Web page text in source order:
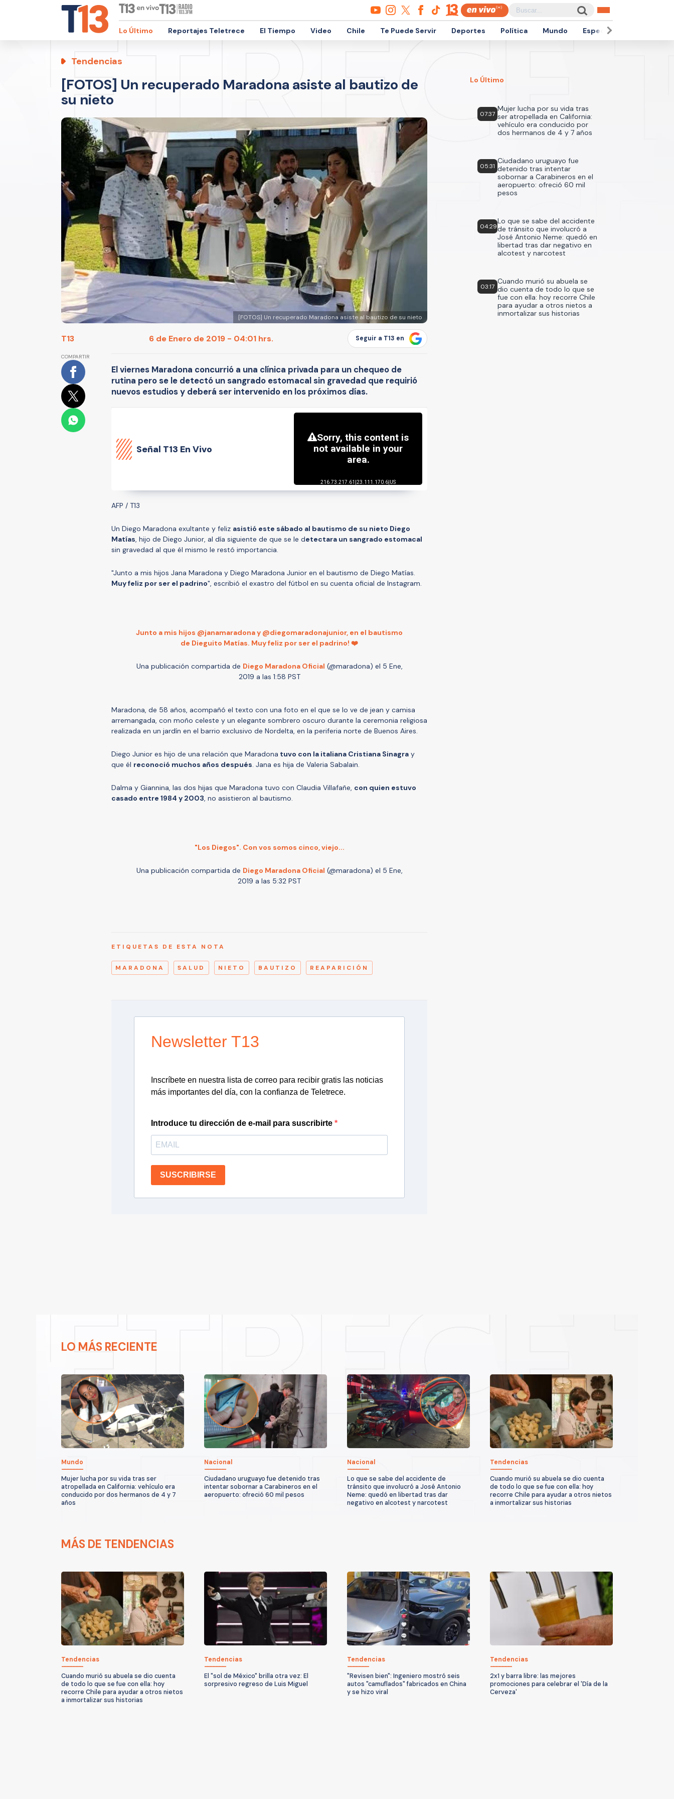
Lo Último Reportajes Teletrece El Tiempo Video Chile Te Puede Servir Deportes Política Mundo Espectáculos
Tendencias
[FOTOS] Un recuperado Maradona asiste al bautizo de
su nieto
[FOTOS] Un recuperado Maradona asiste al bautizo de su nieto
T13 6 de Enero de 2019 - 04:01 hrs. Seguir a T13 en
COMPARTIR
El viernes Maradona concurrió a una clínica privada para un chequeo de
rutina pero se le detectó un sangrado estomacal sin gravedad que requirió
nuevos estudios y deberá ser intervenido en los próximos días.
Señal T13 En Vivo
AFP / T13
Un Diego Maradona exultante y feliz asistió este sábado al bautismo de su nieto Diego
Matías, hijo de Diego Junior, al día siguiente de que se le detectara un sangrado estomacal
sin gravedad al que él mismo le restó importancia.
"Junto a mis hijos Jana Maradona y Diego Maradona Junior en el bautismo de Diego Matías.
Muy feliz por ser el padrino", escribió el exastro del fútbol en su cuenta oficial de Instagram.
Junto a mis hijos @janamaradona y @diegomaradonajunior, en el bautismo
de Dieguito Matías. Muy feliz por ser el padrino! ❤️
Una publicación compartida de Diego Maradona Oficial (@maradona) el 5 Ene,
2019 a las 1:58 PST
Maradona, de 58 años, acompañó el texto con una foto en el que se lo ve de jean y camisa
arremangada, con moño celeste y un elegante sombrero oscuro durante la ceremonia religiosa
realizada en un jardín en el barrio exclusivo de Nordelta, en la periferia norte de Buenos Aires.
Diego Junior es hijo de una relación que Maradona tuvo con la italiana Cristiana Sinagra y
que él reconoció muchos años después. Jana es hija de Valeria Sabalain.
Dalma y Giannina, las dos hijas que Maradona tuvo con Claudia Villafañe, con quien estuvo
casado entre 1984 y 2003, no asistieron al bautismo.
"Los Diegos". Con vos somos cinco, viejo...
Una publicación compartida de Diego Maradona Oficial (@maradona) el 5 Ene,
2019 a las 5:32 PST
ETIQUETAS DE ESTA NOTA
MARADONA SALUD NIETO BAUTIZO REAPARICIÓN
Newsletter T13
Inscríbete en nuestra lista de correo para recibir gratis las noticias
más importantes del día, con la confianza de Teletrece.
Introduce tu dirección de e-mail para suscribirte
SUSCRIBIRSE
Lo Último
07:37
Mujer lucha por su vida tras
ser atropellada en California:
vehículo era conducido por
dos hermanos de 4 y 7 años
05:31
Ciudadano uruguayo fue
detenido tras intentar
sobornar a Carabineros en el
aeropuerto: ofreció 60 mil
pesos
04:29
Lo que se sabe del accidente
de tránsito que involucró a
José Antonio Neme: quedó en
libertad tras dar negativo en
alcotest y narcotest
03:17
Cuando murió su abuela se
dio cuenta de todo lo que se
fue con ella: hoy recorre Chile
para ayudar a otros nietos a
inmortalizar sus historias
LO MÁS RECIENTE
Mundo
Mujer lucha por su vida tras ser
atropellada en California: vehículo era
conducido por dos hermanos de 4 y 7
años
Nacional
Ciudadano uruguayo fue detenido tras
intentar sobornar a Carabineros en el
aeropuerto: ofreció 60 mil pesos
Nacional
Lo que se sabe del accidente de
tránsito que involucró a José Antonio
Neme: quedó en libertad tras dar
negativo en alcotest y narcotest
Tendencias
Cuando murió su abuela se dio cuenta
de todo lo que se fue con ella: hoy
recorre Chile para ayudar a otros nietos
a inmortalizar sus historias
MÁS DE TENDENCIAS
Tendencias
Cuando murió su abuela se dio cuenta
de todo lo que se fue con ella: hoy
recorre Chile para ayudar a otros nietos
a inmortalizar sus historias
Tendencias
El "sol de México" brilla otra vez: El
sorpresivo regreso de Luis Miguel
Tendencias
"Revisen bien": Ingeniero mostró seis
autos "camuflados" fabricados en China
y se hizo viral
Tendencias
2x1 y barra libre: las mejores
promociones para celebrar el 'Día de la
Cerveza'